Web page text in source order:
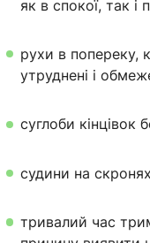
як в спокої, так і
рухи в попереку,
утруднені і
суглоби кінцівок
судини на
тривалий час